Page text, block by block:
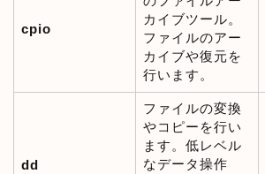
cpio
カイブツール。
ファイルのアー
カイブや復元を
行います。
dd
ファイルの変換
やコピーを行い
ます。低レベル
なデータ操作